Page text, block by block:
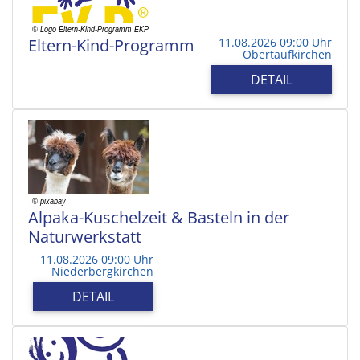
Eltern-Kind-Programm 11.08.2026 09:00 Uhr
Obertaufkirchen
DETAIL
Alpaka-Kuschelzeit & Basteln in der
Naturwerkstatt
11.08.2026 09:00 Uhr
Niederbergkirchen
DETAIL